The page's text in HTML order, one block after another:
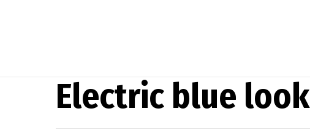
Electric blue look